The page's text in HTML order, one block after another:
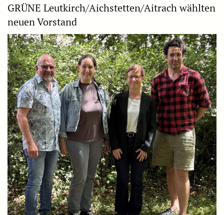
GRÜNE Leutkirch/Aichstetten/Aitrach wählten
neuen Vorstand